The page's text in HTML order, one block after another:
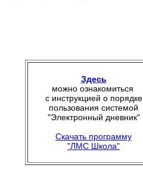
Здесь
можно ознакомиться
с инструкцией о порядке
пользования системой
"Электронный дневник"
Скачать программу
"ЛМС Школа"